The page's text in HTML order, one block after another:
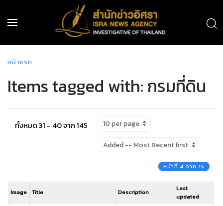
หน้าแรก
Items tagged with: กรมที่ดิน
ทั้งหมด 31 - 40 จาก 145
หน้าที่ 4 จาก 15
Image Title Description
Last
updated